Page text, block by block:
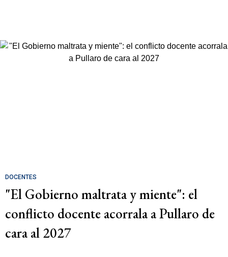
DOCENTES
"El Gobierno maltrata y miente": el
conflicto docente acorrala a Pullaro de
cara al 2027